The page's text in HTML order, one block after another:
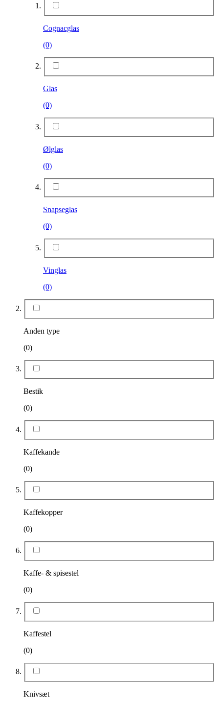
Cognacglas
(0)
Glas
(0)
Ølglas
(0)
Snapseglas
(0)
Vinglas
(0)
Anden type
(0)
Bestik
(0)
Kaffekande
(0)
Kaffekopper
(0)
Kaffe- & spisestel
(0)
Kaffestel
(0)
Knivsæt